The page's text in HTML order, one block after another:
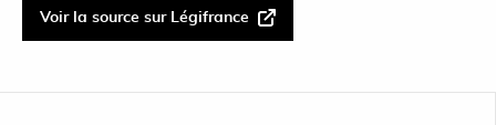
Voir la source sur Légifrance